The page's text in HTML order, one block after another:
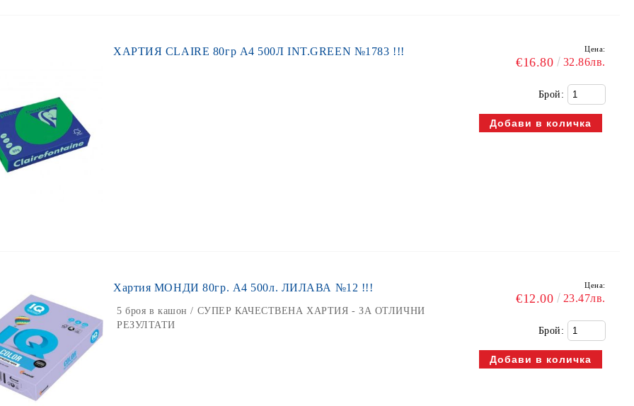
ХАРТИЯ CLAIRE 80гр А4 500Л INT.GREEN №1783 !!! Цена:
€16.80 32.86лв.
Брой:
Хартия МОНДИ 80гр. А4 500л. ЛИЛАВА №12 !!!
5 броя в кашон / СУПЕР КАЧЕСТВЕНА ХАРТИЯ - ЗА ОТЛИЧНИ
РЕЗУЛТАТИ
Цена:
€12.00 23.47лв.
Брой: